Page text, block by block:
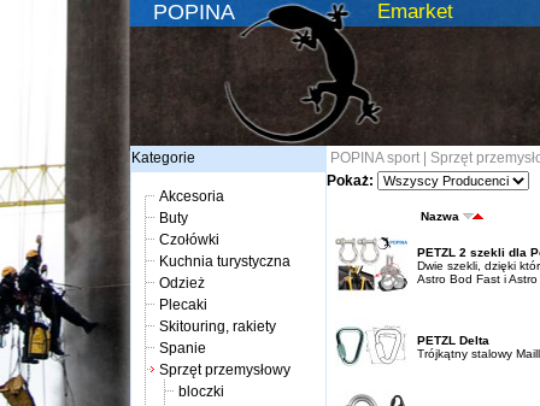
POPINA Emarket
Kategorie
Akcesoria
Buty
Czołówki
Kuchnia turystyczna
Odzież
Plecaki
Skitouring, rakiety
Spanie
Sprzęt przemysłowy
bloczki
POPINA sport|
Sprzęt
Pokaż:
Nazwa
PETZL 2 szekli dla
Dwie szekli, dzięki
Astro Bod Fast i
PETZL Delta
Trójkątny stalowy